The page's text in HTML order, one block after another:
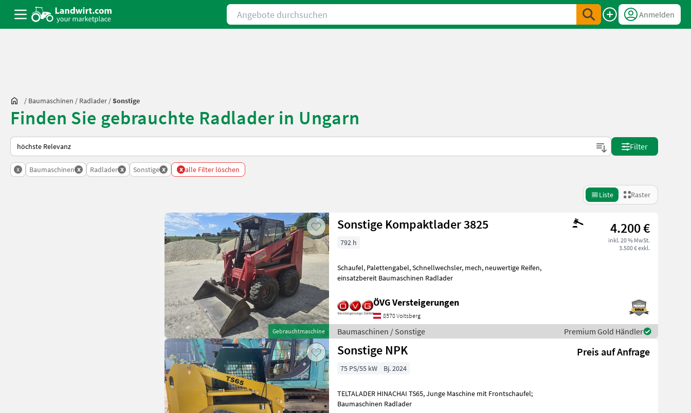
Angebote durchsuchen
Anmelden
/ Baumaschinen / Radlader /Sonstige
Finden Sie gebrauchte Radlader in Ungarn
So wird auf Landwirt.com sortiert
Filter
x Baumaschinen x Radlader x Sonstige x x alle Filter löschen
Liste Raster
Gebrauchtmaschine
Sonstige Kompaktlader 3825 4.200 €
inkl. 20 % MwSt.
3.500 € exkl.
792 h
Schaufel, Palettengabel, Schnellwechsler, mech, neuwertige Reifen,
einsatzbereit Baumaschinen Radlader
ÖVG Versteigerungen
8570 Voitsberg
Baumaschinen / Sonstige Premium Gold Händler
Sonstige NPK Preis auf Anfrage
75 PS/55 kW Bj. 2024
TELTALADER HINACHAI TS65, Junge Maschine mit Frontschaufel;
Baumaschinen Radlader